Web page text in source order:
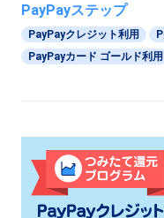
PayPayステップ
PayPayクレジット利用
PayPayカード ゴールド利用